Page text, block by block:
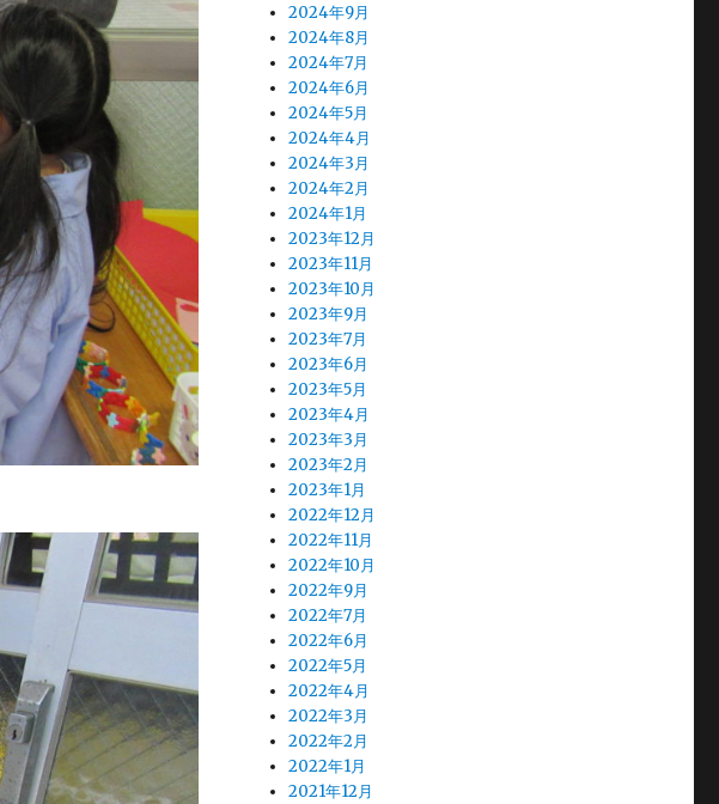
2024年9月
2024年8月
2024年7月
2024年6月
2024年5月
2024年4月
2024年3月
2024年2月
2024年1月
2023年12月
2023年11月
2023年10月
2023年9月
2023年7月
2023年6月
2023年5月
2023年4月
2023年3月
2023年2月
2023年1月
2022年12月
2022年11月
2022年10月
2022年9月
2022年7月
2022年6月
2022年5月
2022年4月
2022年3月
2022年2月
2022年1月
2021年12月